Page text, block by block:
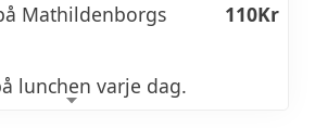
Mathildenborgs
110Kr
lunchen varje dag.